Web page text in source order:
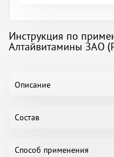
Инструкция по
Алтайвитамины ЗАО
Описание
Состав
Способ применения